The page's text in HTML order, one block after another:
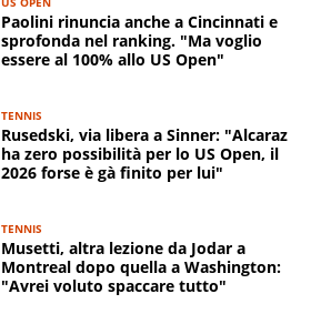
Paolini rinuncia anche a Cincinnati e
sprofonda nel ranking. "Ma voglio
essere al 100% allo US Open"
TENNIS
Rusedski, via libera a Sinner: "Alcaraz
ha zero possibilità per lo US Open, il
2026 forse è gà finito per lui"
TENNIS
Musetti, altra lezione da Jodar a
Montreal dopo quella a Washington:
"Avrei voluto spaccare tutto"